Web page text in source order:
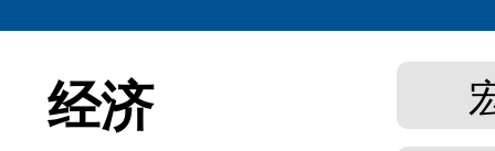
经济